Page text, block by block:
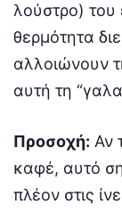
λούστρο) του
θερμότητα
αλλοιώνουν
αυτή τη
Προσοχή: Αν
καφέ, αυτό
πλέον στις